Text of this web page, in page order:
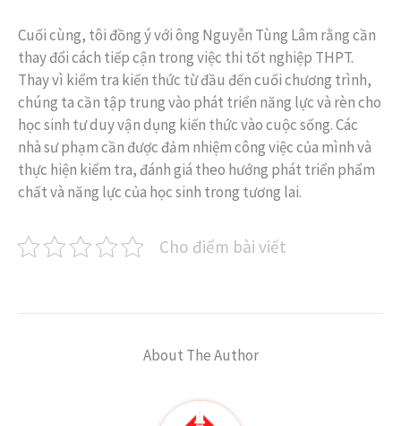
Cuối cùng, tôi đồng ý với ông Nguyễn Tùng Lâm rằng cần
thay đổi cách tiếp cận trong việc thi tốt nghiệp THPT.
Thay vì kiểm tra kiến thức từ đầu đến cuối chương trình,
chúng ta cần tập trung vào phát triển năng lực và rèn cho
học sinh tư duy vận dụng kiến thức vào cuộc sống. Các
nhà sư phạm cần được đảm nhiệm công việc của mình và
thực hiện kiểm tra, đánh giá theo hướng phát triển phẩm
chất và năng lực của học sinh trong tương lai.
Cho điểm bài viết
About The Author